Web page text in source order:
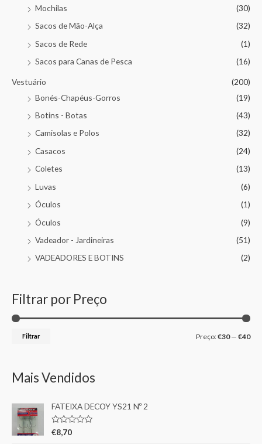
Mochilas
(30)
Sacos de Mão-Alça
(32)
Sacos de Rede
(1)
Sacos para Canas de Pesca
(16)
Vestuário
(200)
Bonés-Chapéus-Gorros
(19)
Botins - Botas
(43)
Camisolas e Polos
(32)
Casacos
(24)
Coletes
(13)
Luvas
(6)
Óculos
(1)
Óculos
(9)
Vadeador - Jardineiras
(51)
VADEADORES E BOTINS
(2)
Filtrar por Preço
Filtrar Preço:€30— €40
Mais Vendidos
FATEIXA DECOY YS21 Nº 2
A
€8,70